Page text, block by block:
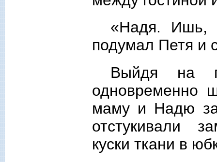
«Надя. Ишь,
подумал Петя и
Выйдя на
одновременно
маму и Надю
отстукивали
куски ткани в